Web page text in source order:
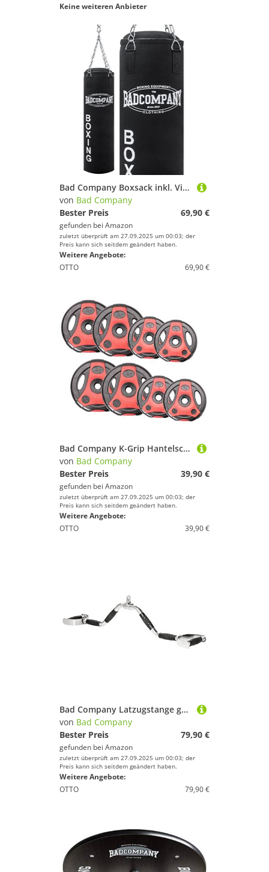
Keine weiteren Anbieter
Bad Company Boxsack inkl. Vierpunkt Stahlkette I Canvas Punchingsack, gefüllt I 80 x 30 cm
von Bad Company
Bester Preis
69,90 €
gefunden bei Amazon
zuletzt überprüft am 27.09.2025 um 00:03; der
Preis kann sich seitdem geändert haben.
Weitere Angebote:
OTTO
69,90 €
Bad Company K-Grip Hantelscheiben mit Griffen I Kunststoff ummantelte Gewichte 30/31 mm I 4 x 2,5 kg, 4 x 5 kg (schwarz/rot)
von Bad Company
Bester Preis
39,90 €
gefunden bei Amazon
zuletzt überprüft am 27.09.2025 um 00:03; der
Preis kann sich seitdem geändert haben.
Weitere Angebote:
OTTO
39,90 €
Bad Company Latzugstange gewinkelt für die Kraftstation mit Gummi-Griffen I Hufgriff verchromt inkl. Drehgelenk I BC-48
von Bad Company
Bester Preis
79,90 €
gefunden bei Amazon
zuletzt überprüft am 27.09.2025 um 00:03; der
Preis kann sich seitdem geändert haben.
Weitere Angebote:
OTTO
79,90 €